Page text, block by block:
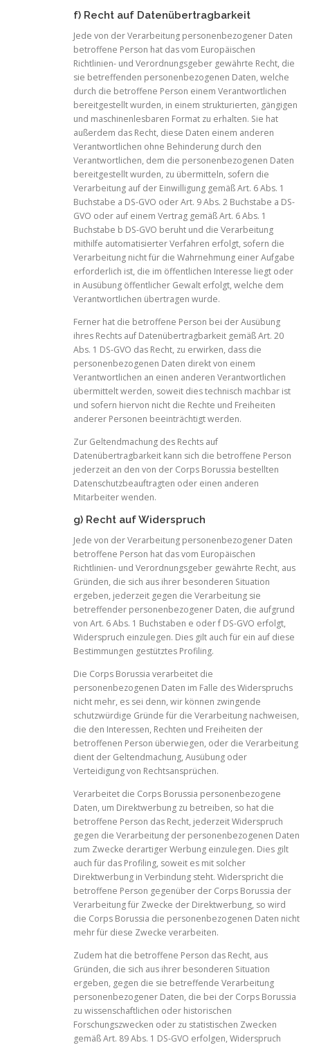
f) Recht auf Datenübertragbarkeit
Jede von der Verarbeitung personenbezogener Daten
betroffene Person hat das vom Europäischen
Richtlinien- und Verordnungsgeber gewährte Recht, die
sie betreffenden personenbezogenen Daten, welche
durch die betroffene Person einem Verantwortlichen
bereitgestellt wurden, in einem strukturierten, gängigen
und maschinenlesbaren Format zu erhalten. Sie hat
außerdem das Recht, diese Daten einem anderen
Verantwortlichen ohne Behinderung durch den
Verantwortlichen, dem die personenbezogenen Daten
bereitgestellt wurden, zu übermitteln, sofern die
Verarbeitung auf der Einwilligung gemäß Art. 6 Abs. 1
Buchstabe a DS-GVO oder Art. 9 Abs. 2 Buchstabe a DS-
GVO oder auf einem Vertrag gemäß Art. 6 Abs. 1
Buchstabe b DS-GVO beruht und die Verarbeitung
mithilfe automatisierter Verfahren erfolgt, sofern die
Verarbeitung nicht für die Wahrnehmung einer Aufgabe
erforderlich ist, die im öffentlichen Interesse liegt oder
in Ausübung öffentlicher Gewalt erfolgt, welche dem
Verantwortlichen übertragen wurde.
Ferner hat die betroffene Person bei der Ausübung
ihres Rechts auf Datenübertragbarkeit gemäß Art. 20
Abs. 1 DS-GVO das Recht, zu erwirken, dass die
personenbezogenen Daten direkt von einem
Verantwortlichen an einen anderen Verantwortlichen
übermittelt werden, soweit dies technisch machbar ist
und sofern hiervon nicht die Rechte und Freiheiten
anderer Personen beeinträchtigt werden.
Zur Geltendmachung des Rechts auf
Datenübertragbarkeit kann sich die betroffene Person
jederzeit an den von der Corps Borussia bestellten
Datenschutzbeauftragten oder einen anderen
Mitarbeiter wenden.
g) Recht auf Widerspruch
Jede von der Verarbeitung personenbezogener Daten
betroffene Person hat das vom Europäischen
Richtlinien- und Verordnungsgeber gewährte Recht, aus
Gründen, die sich aus ihrer besonderen Situation
ergeben, jederzeit gegen die Verarbeitung sie
betreffender personenbezogener Daten, die aufgrund
von Art. 6 Abs. 1 Buchstaben e oder f DS-GVO erfolgt,
Widerspruch einzulegen. Dies gilt auch für ein auf diese
Bestimmungen gestütztes Profiling.
Die Corps Borussia verarbeitet die
personenbezogenen Daten im Falle des Widerspruchs
nicht mehr, es sei denn, wir können zwingende
schutzwürdige Gründe für die Verarbeitung nachweisen,
die den Interessen, Rechten und Freiheiten der
betroffenen Person überwiegen, oder die Verarbeitung
dient der Geltendmachung, Ausübung oder
Verteidigung von Rechtsansprüchen.
Verarbeitet die Corps Borussia personenbezogene
Daten, um Direktwerbung zu betreiben, so hat die
betroffene Person das Recht, jederzeit Widerspruch
gegen die Verarbeitung der personenbezogenen Daten
zum Zwecke derartiger Werbung einzulegen. Dies gilt
auch für das Profiling, soweit es mit solcher
Direktwerbung in Verbindung steht. Widerspricht die
betroffene Person gegenüber der Corps Borussia der
Verarbeitung für Zwecke der Direktwerbung, so wird
die Corps Borussia die personenbezogenen Daten nicht
mehr für diese Zwecke verarbeiten.
Zudem hat die betroffene Person das Recht, aus
Gründen, die sich aus ihrer besonderen Situation
ergeben, gegen die sie betreffende Verarbeitung
personenbezogener Daten, die bei der Corps Borussia
zu wissenschaftlichen oder historischen
Forschungszwecken oder zu statistischen Zwecken
gemäß Art. 89 Abs. 1 DS-GVO erfolgen, Widerspruch